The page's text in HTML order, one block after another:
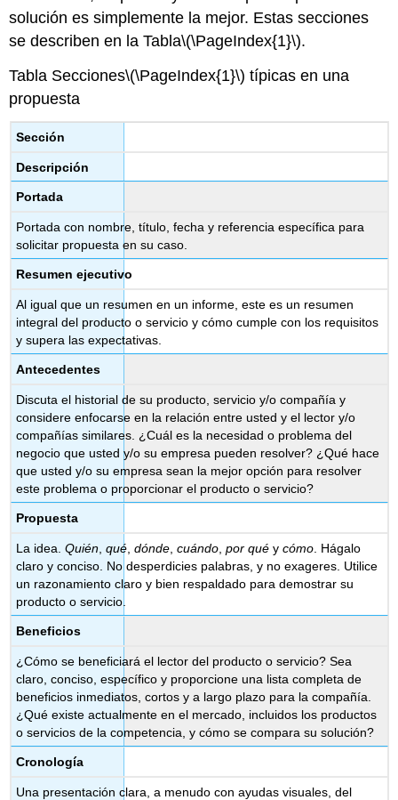
solución es simplemente la mejor. Estas secciones
se describen en la Tabla\(\PageIndex{1}\).
Tabla Secciones\(\PageIndex{1}\) típicas en una
propuesta
Sección
Descripción
Portada
Portada con nombre, título, fecha y referencia específica para
solicitar propuesta en su caso.
Resumen ejecutivo
Al igual que un resumen en un informe, este es un resumen
integral del producto o servicio y cómo cumple con los requisitos
y supera las expectativas.
Antecedentes
Discuta el historial de su producto, servicio y/o compañía y
considere enfocarse en la relación entre usted y el lector y/o
compañías similares. ¿Cuál es la necesidad o problema del
negocio que usted y/o su empresa pueden resolver? ¿Qué hace
que usted y/o su empresa sean la mejor opción para resolver
este problema o proporcionar el producto o servicio?
Propuesta
La idea.Quién ,qué ,dónde ,cuándo ,por qué ycómo . Hágalo
claro y conciso. No desperdicies palabras, y no exageres. Utilice
un razonamiento claro y bien respaldado para demostrar su
producto o servicio.
Beneficios
¿Cómo se beneficiará el lector del producto o servicio? Sea
claro, conciso, específico y proporcione una lista completa de
beneficios inmediatos, cortos y a largo plazo para la compañía.
¿Qué existe actualmente en el mercado, incluidos los productos
o servicios de la competencia, y cómo se compara su solución?
Cronología
Una presentación clara, a menudo con ayudas visuales, del